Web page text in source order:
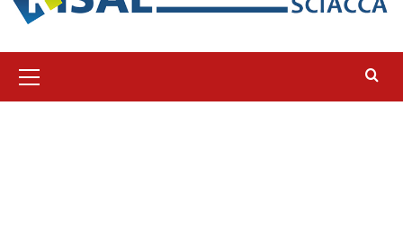
principale